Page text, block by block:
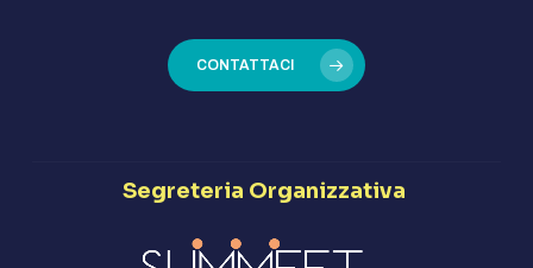
CONTATTACI
Segreteria Organizzativa